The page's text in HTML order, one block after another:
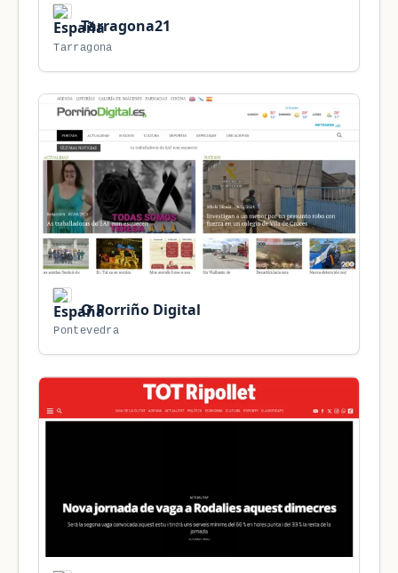
Tarragona21
Tarragona
O Porriño Digital
Pontevedra